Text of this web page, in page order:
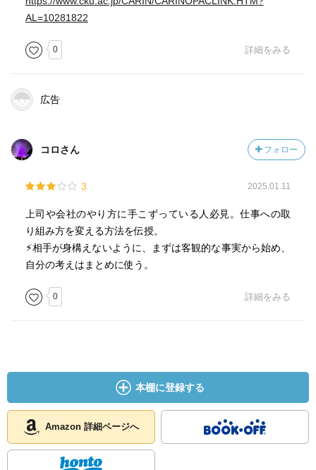
AL=10281822
0 詳細をみる
広告
コロさん フォロー
3 2025.01.11
上司や会社のやり方に手こずっている人必見。仕事への取
り組み方を変える方法を伝授。
⚡︎相手が身構えないように、まずは客観的な事実から始め、
自分の考えはまとめに使う。
0 詳細をみる
本棚に登録する
Amazon 詳細ページへ